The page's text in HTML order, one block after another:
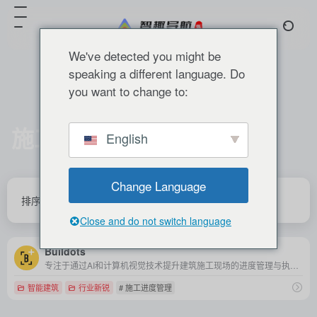
施工进度管理
排序 发布 更新 浏览 点赞
Buildots
智能建筑 行业新锐 # 施工进度管理
We've detected you might be
speaking a different language. Do
you want to change to:
English
Change Language
Close and do not switch language